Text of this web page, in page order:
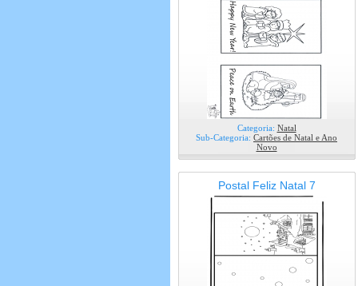
Categoria: Natal
Sub-Categoria: Cartões de Natal e Ano
Novo
Postal Feliz Natal 7